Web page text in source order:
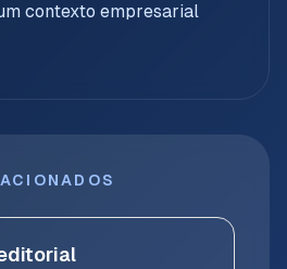
contexto empresarial